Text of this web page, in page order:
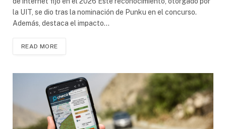
la UIT, se dio tras la nominación de Punku en el concurso.
Además, destaca el impacto…
READ MORE